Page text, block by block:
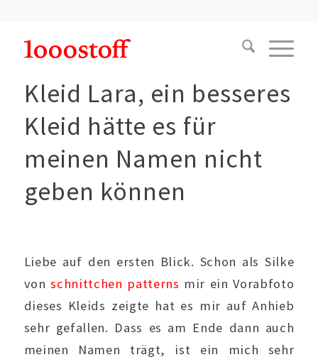
Kleid Lara, ein besseres
Kleid hätte es für
meinen Namen nicht
geben können
Liebe auf den ersten Blick. Schon als Silke
vonschnittchen patterns mir ein Vorabfoto
dieses Kleids zeigte hat es mir auf Anhieb
sehr gefallen. Dass es am Ende dann auch
meinen Namen trägt, ist ein mich sehr